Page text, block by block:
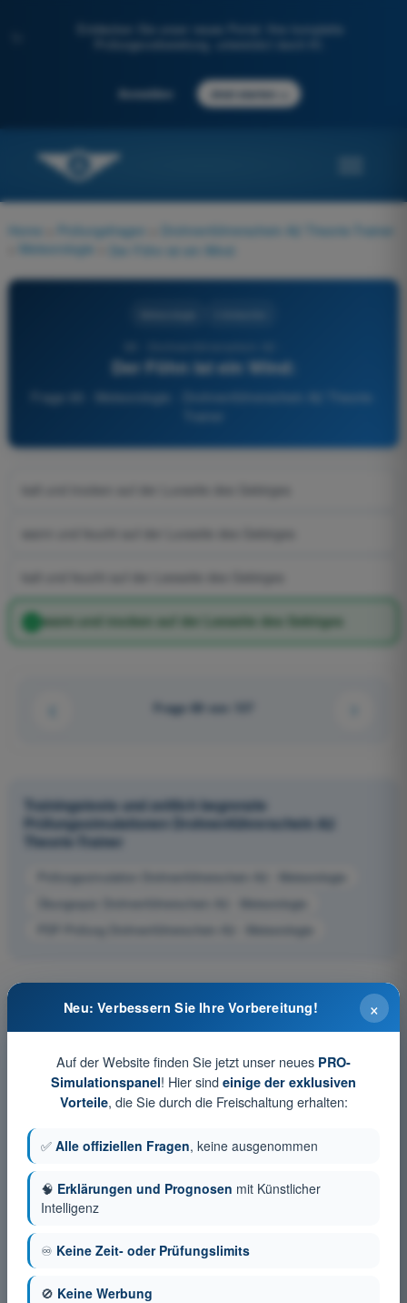
Entdecken Sie unser neues Portal: Ihre komplette
Prüfungsvorbereitung, unterstützt durch KI.
Anmelden Jetzt starten
Home Prüfungsfragen
Drohnenführerschein A2 Theorie-Trainer
Meteorologie
Der Föhn ist ein Wind:
Frage 69 - Meteorologie - Drohnenführerschein A2 Theorie-
warm und trocken auf der Leeseite des Gebirges
Frage 69 von 137
Trainingstests und zeitlich begrenzte
Prüfungssimulationen Drohnenführerschein A2
Theorie-Trainer
Prüfungssimulation Drohnenführerschein A2 - Meteorologie
Übungsquiz Drohnenführerschein A2 - Meteorologie
PDF-Prüfung Drohnenführerschein A2 - Meteorologie
×
Neu: Verbessern Sie Ihre Vorbereitung!
Auf der Website finden Sie jetzt unser neues PRO-
Simulationspanel! Hier sind einige der exklusiven
Vorteile, die Sie durch die Freischaltung erhalten:
✅ Alle offiziellen Fragen, keine ausgenommen
🧠 Erklärungen und Prognosen mit Künstlicher
Intelligenz
♾️ Keine Zeit- oder Prüfungslimits
🚫 Keine Werbung